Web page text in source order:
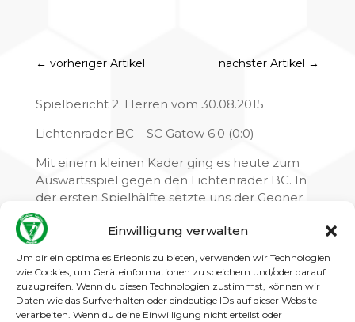
Einwilligung verwalten
Um dir ein optimales Erlebnis zu bieten, verwenden wir Technologien
wie Cookies, um Geräteinformationen zu speichern und/oder darauf
zuzugreifen. Wenn du diesen Technologien zustimmst, können wir
Daten wie das Surfverhalten oder eindeutige IDs auf dieser Website
verarbeiten. Wenn du deine Einwilligung nicht erteilst oder
← vorheriger Artikel nächster Artikel →
Spielbericht 2. Herren vom 30.08.2015
Lichtenrader BC – SC Gatow 6:0 (0:0)
Mit einem kleinen Kader ging es heute zum
Auswärtsspiel gegen den Lichtenrader BC. In
der ersten Spielhälfte setzte uns der Gegner
von Beginn an sehr stark unter Druck. Nach ca.
20 Minuten konnte wir uns ein wenig befreien,
aber schon 10 Minuten später begann unser
Gegner den Druck wieder zu erhöhen. So ging
es mit einem 0:0 in die Pause.
Nach dem Seitenwechsel war dann unser